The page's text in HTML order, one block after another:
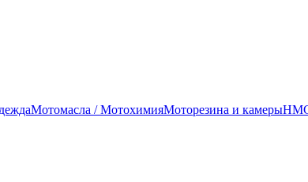
Мотомасла / МотохимияМоторезина и камеры